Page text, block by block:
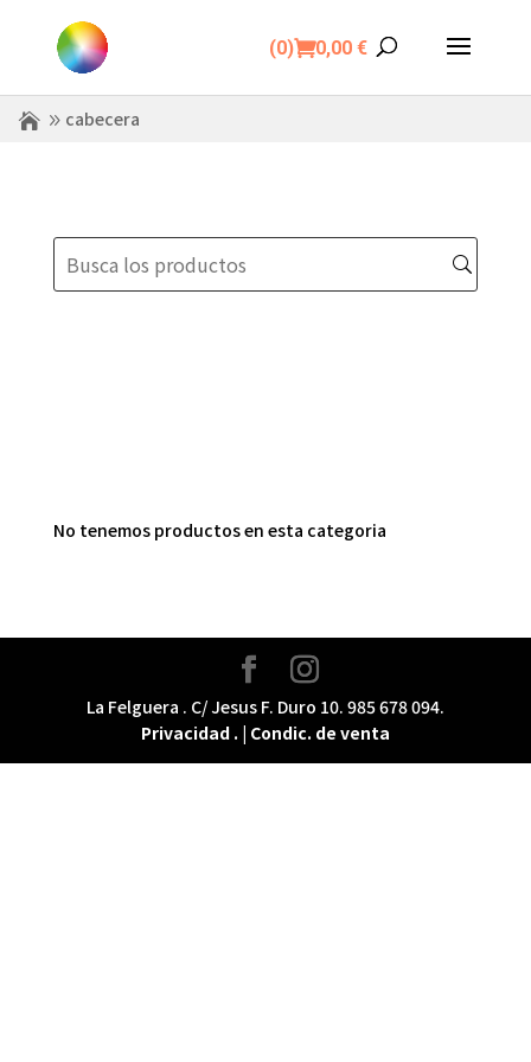
(0) 0,00€
cabecera
No tenemos productos en esta categoria
La Felguera . C/ Jesus F. Duro 10. 985 678 094.
Privacidad . | Condic. de venta